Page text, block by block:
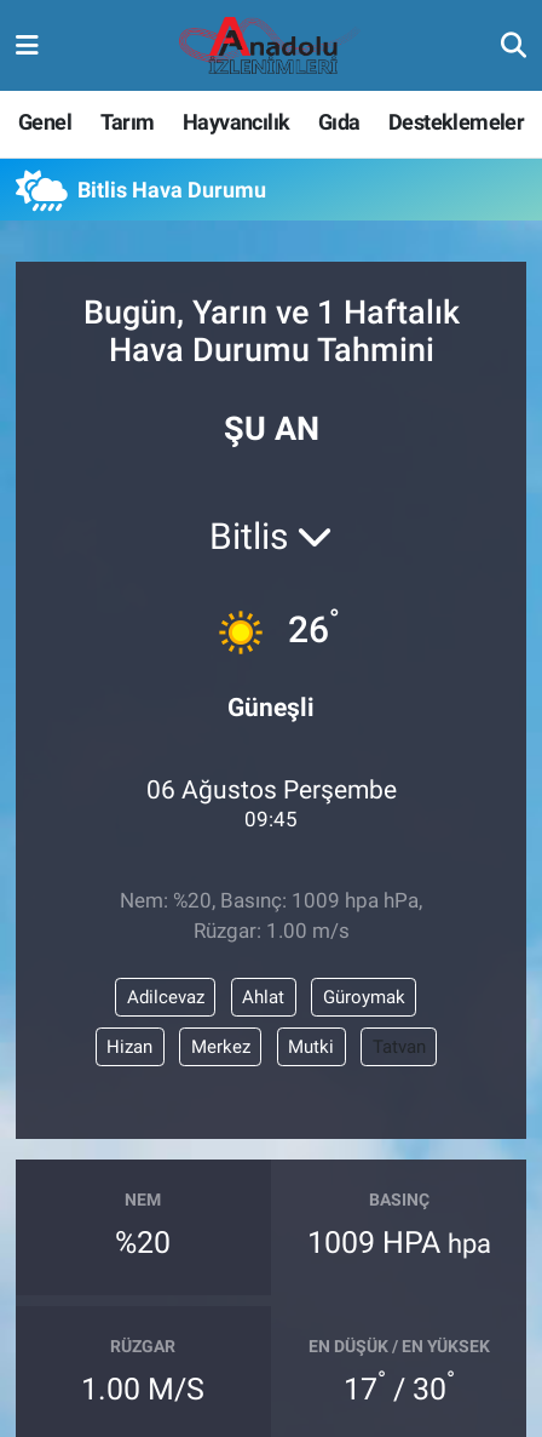
Genel Tarım Hayvancılık Gıda Desteklemeler
Bitlis Hava Durumu
Bugün, Yarın ve 1 Haftalık
Hava Durumu Tahmini
ŞU AN
Bitlis
26°
Güneşli
06 Ağustos Perşembe
09:45
Nem: %20, Basınç: 1009 hpa hPa,
Rüzgar: 1.00 m/s
Adilcevaz Ahlat Güroymak
Hizan Merkez Mutki Tatvan
NEM
%20
BASINÇ
1009 HPA hpa
RÜZGAR
1.00 M/S
EN DÜŞÜK / EN YÜKSEK
17° / 30°